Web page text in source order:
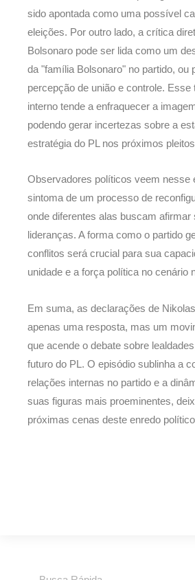
sido apontada como uma possível
eleições. Por outro lado, a crítica
Bolsonaro pode ser lida como um
da "família Bolsonaro" no partido, ou
percepção de união e controle. Esse
interno tende a enfraquecer a
podendo gerar incertezas sobre a
estratégia do PL nos próximos
Observadores políticos veem nesse
sintoma de um processo de
onde diferentes alas buscam afirmar
lideranças. A forma como o partido
conflitos será crucial para sua
unidade e a força política no cenário
Em suma, as declarações de
apenas uma resposta, mas um
que acende o debate sobre
futuro do PL. O episódio sublinha a
relações internas no partido e a
suas figuras mais proeminentes,
próximas cenas deste enredo